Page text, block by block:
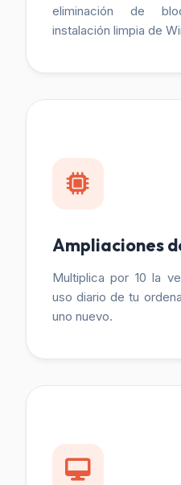
eliminación de
instalación limpia de
Ampliaciones
Multiplica por 10 la
uso diario de tu
uno nuevo.